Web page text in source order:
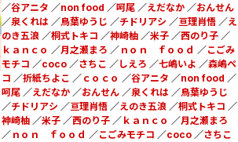
／谷アニタ ／non food ／呵尾／えだなか／おんせん
／泉くれは／鳥葉ゆうじ ／チドリアシ ／亘理肖悟／え
のき五浪／桐式トキコ ／神崎柚／米子／西のり子／
ｋａｎｃｏ ／月之瀬まろ ／ｎｏｎ ｆｏｏｄ ／こごみ
モチコ ／coco／さちこ ／しえろ ／七嶋いよ ／森嶋ペ
コ ／折紙ちよこ ／ｃｏｃｏ ／谷アニタ ／non food ／
呵尾／えだなか／おんせん／泉くれは／鳥葉ゆうじ
／チドリアシ ／亘理肖悟／えのき五浪／桐式トキコ ／
神崎柚／米子／西のり子／ｋａｎｃｏ ／月之瀬まろ
／ｎｏｎ ｆｏｏｄ ／こごみモチコ ／coco／さちこ